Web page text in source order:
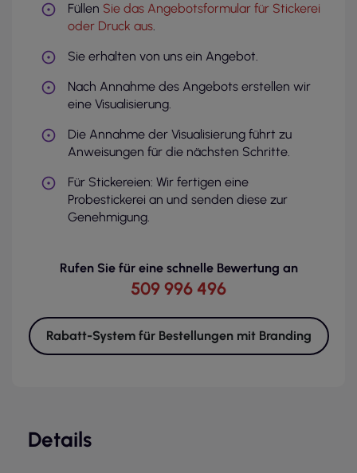
Füllen Sie das Angebotsformular für Stickerei
oder Druck aus.
Sie erhalten von uns ein Angebot.
Nach Annahme des Angebots erstellen wir
eine Visualisierung.
Die Annahme der Visualisierung führt zu
Anweisungen für die nächsten Schritte.
Für Stickereien: Wir fertigen eine
Probestickerei an und senden diese zur
Genehmigung.
Rufen Sie für eine schnelle Bewertung an
509 996 496
Rabatt-System für Bestellungen mit Branding
Details